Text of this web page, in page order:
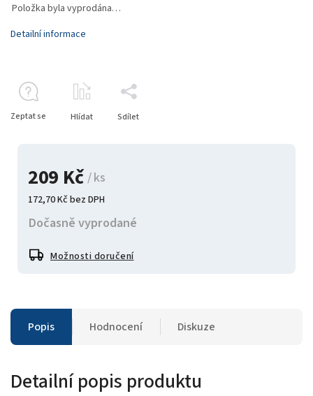
209 Kč / ks
172,70 Kč bez DPH
Dočasně vyprodané
Možnosti doručení
Položka byla vyprodána…
Detailní informace
Zeptat se Hlídat Sdílet
Popis Hodnocení Diskuze
Detailní popis produktu